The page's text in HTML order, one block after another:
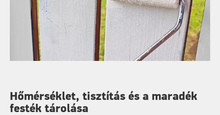
Hőmérséklet, tisztítás és a maradék
festék tárolása